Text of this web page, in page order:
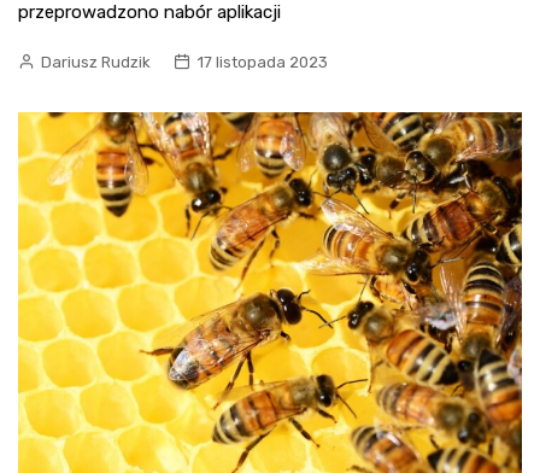
przeprowadzono nabór aplikacji
Dariusz Rudzik 17 listopada 2023